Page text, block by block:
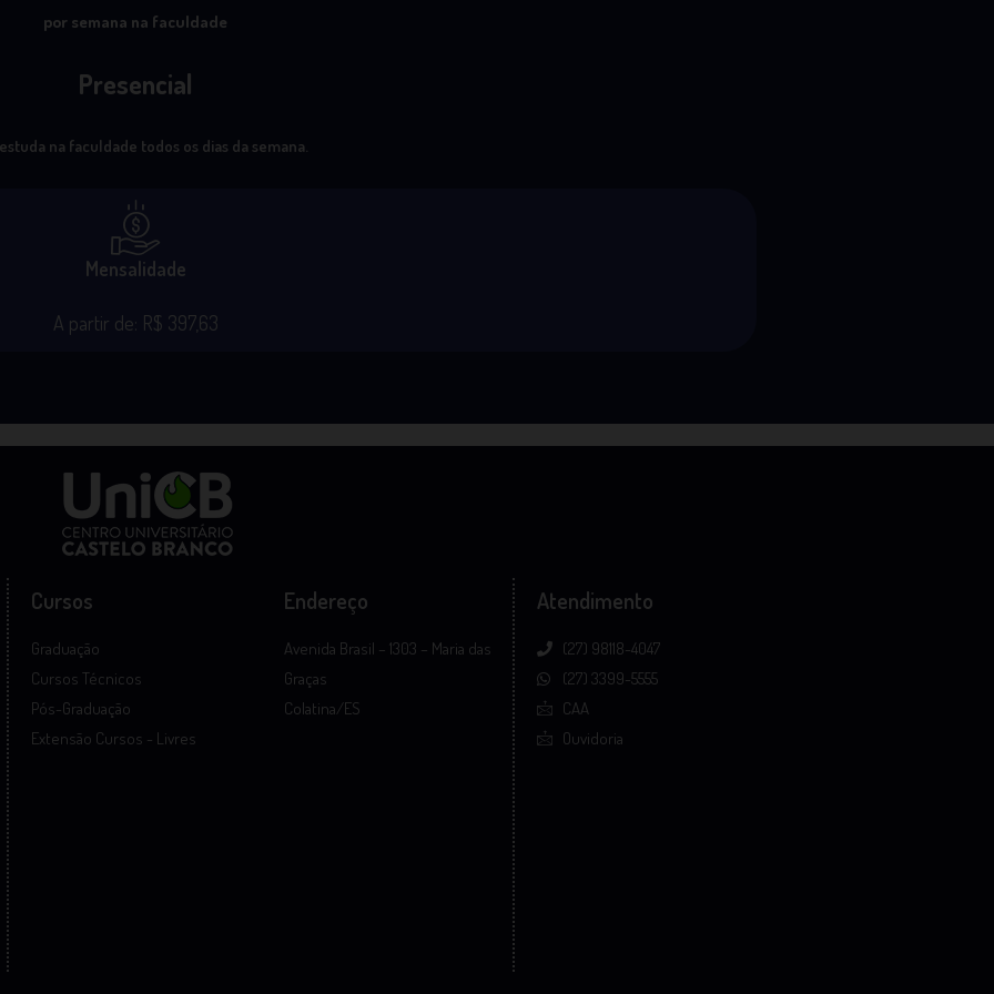
por semana na faculdade
Presencial
na faculdade todos os dias da semana.
Mensalidade
A partir de: R$ 397,63
Cursos
Graduação
Cursos Técnicos
Pós-Graduação
Extensão Cursos - Livres
Endereço
Avenida Brasil – 1303 – Maria das
Graças
Colatina/ES
Atendimento
(27) 98118-4047
(27) 3399-5555
CAA
Ouvidoria